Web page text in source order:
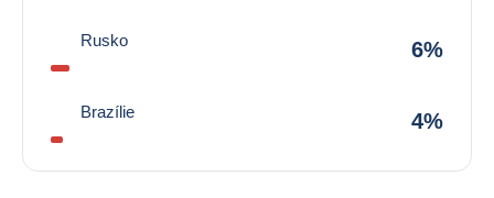
Rusko 6%
Brazílie 4%